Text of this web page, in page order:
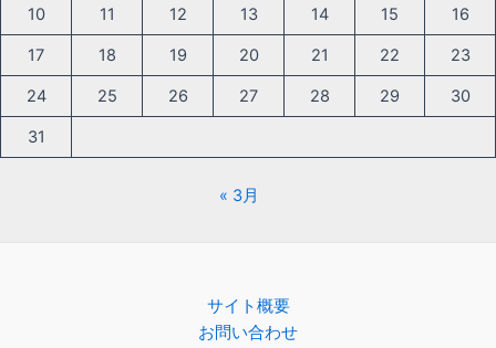
10 11 12 13 14 15 16
17 18 19 20 21 22 23
24 25 26 27 28 29 30
31
« 3月
サイト概要
お問い合わせ